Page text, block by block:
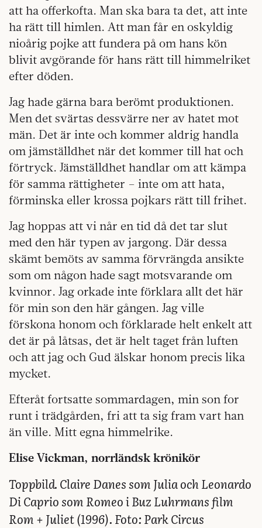
att ha offerkofta. Man ska bara ta det, att inte
ha rätt till himlen. Att man får en oskyldig
nioårig pojke att fundera på om hans kön
blivit avgörande för hans rätt till himmelriket
efter döden.
Jag hade gärna bara berömt produktionen.
Men det svärtas dessvärre ner av hatet mot
män. Det är inte och kommer aldrig handla
om jämställdhet när det kommer till hat och
förtryck. Jämställdhet handlar om att kämpa
för samma rättigheter – inte om att hata,
förminska eller krossa pojkars rätt till frihet.
Jag hoppas att vi når en tid då det tar slut
med den här typen av jargong. Där dessa
skämt bemöts av samma förvrängda ansikte
som om någon hade sagt motsvarande om
kvinnor. Jag orkade inte förklara allt det här
för min son den här gången. Jag ville
förskona honom och förklarade helt enkelt att
det är på låtsas, det är helt taget från luften
och att jag och Gud älskar honom precis lika
mycket.
Efteråt fortsatte sommardagen, min son for
runt i trädgården, fri att ta sig fram vart han
än ville. Mitt egna himmelrike.
Elise Vickman, norrländsk krönikör
Toppbild. Claire Danes som Julia och Leonardo
Di Caprio som Romeo i Buz Luhrmans film
Rom + Juliet (1996). Foto: Park Circus